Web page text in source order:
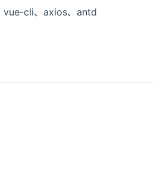
vue-cli、axios、antd